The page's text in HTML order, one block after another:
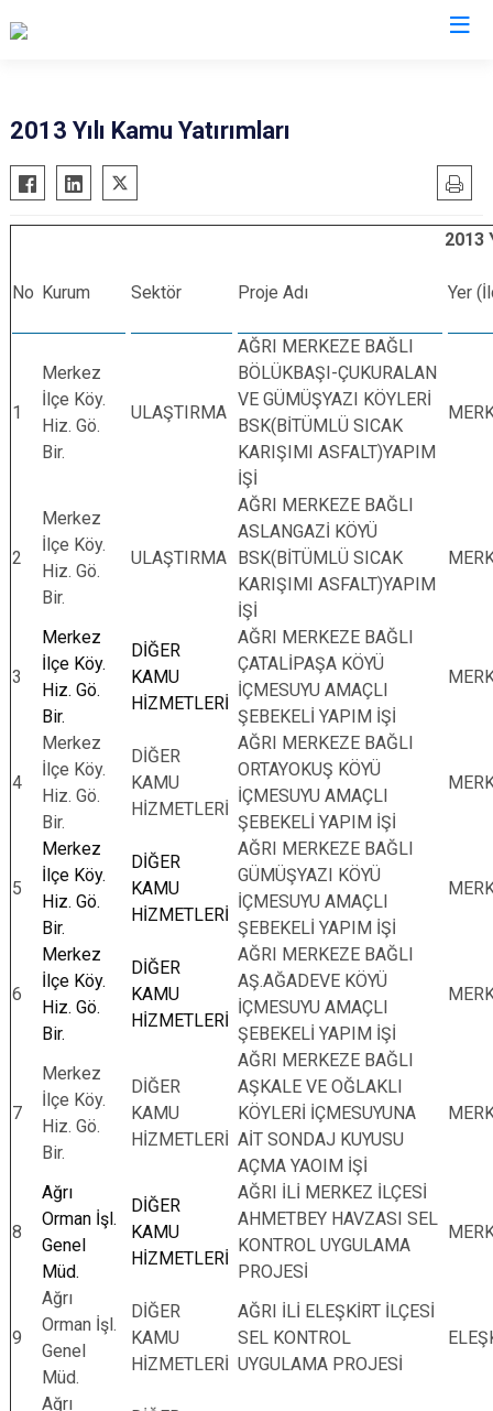
2013 Yılı Kamu Yatırımları
2013
No Kurum Sektör Proje Adı Yer
1
Merkez
İlçe Köy.
Hiz. Gö.
Bir.
ULAŞTIRMA
AĞRI MERKEZE BAĞLI
BÖLÜKBAŞI-ÇUKURALAN
VE GÜMÜŞYAZI KÖYLERİ
BSK(BİTÜMLÜ SICAK
KARIŞIMI ASFALT)YAPIM
İŞİ
2
Merkez
İlçe Köy.
Hiz. Gö.
Bir.
ULAŞTIRMA
AĞRI MERKEZE BAĞLI
ASLANGAZİ KÖYÜ
BSK(BİTÜMLÜ SICAK
KARIŞIMI ASFALT)YAPIM
İŞİ
3
Merkez
İlçe Köy.
Hiz. Gö.
Bir.
DİĞER
KAMU
HİZMETLERİ
AĞRI MERKEZE BAĞLI
ÇATALİPAŞA KÖYÜ
İÇMESUYU AMAÇLI
ŞEBEKELİ YAPIM İŞİ
4
Merkez
İlçe Köy.
Hiz. Gö.
Bir.
DİĞER
KAMU
HİZMETLERİ
AĞRI MERKEZE BAĞLI
ORTAYOKUŞ KÖYÜ
İÇMESUYU AMAÇLI
ŞEBEKELİ YAPIM İŞİ
5
Merkez
İlçe Köy.
Hiz. Gö.
Bir.
DİĞER
KAMU
HİZMETLERİ
AĞRI MERKEZE BAĞLI
GÜMÜŞYAZI KÖYÜ
İÇMESUYU AMAÇLI
ŞEBEKELİ YAPIM İŞİ
6
Merkez
İlçe Köy.
Hiz. Gö.
Bir.
DİĞER
KAMU
HİZMETLERİ
AĞRI MERKEZE BAĞLI
AŞ.AĞADEVE KÖYÜ
İÇMESUYU AMAÇLI
ŞEBEKELİ YAPIM İŞİ
7
Merkez
İlçe Köy.
Hiz. Gö.
Bir.
DİĞER
KAMU
HİZMETLERİ
AĞRI MERKEZE BAĞLI
AŞKALE VE OĞLAKLI
KÖYLERİ İÇMESUYUNA
AİT SONDAJ KUYUSU
AÇMA YAOIM İŞİ
8
Ağrı
Orman İşl.
Genel
Müd.
DİĞER
KAMU
HİZMETLERİ
AĞRI İLİ MERKEZ İLÇESİ
AHMETBEY HAVZASI SEL
KONTROL UYGULAMA
PROJESİ
9
Ağrı
Orman İşl.
Genel
Müd.
DİĞER
KAMU
HİZMETLERİ
AĞRI İLİ ELEŞKİRT İLÇESİ
SEL KONTROL
UYGULAMA PROJESİ
Ağrı